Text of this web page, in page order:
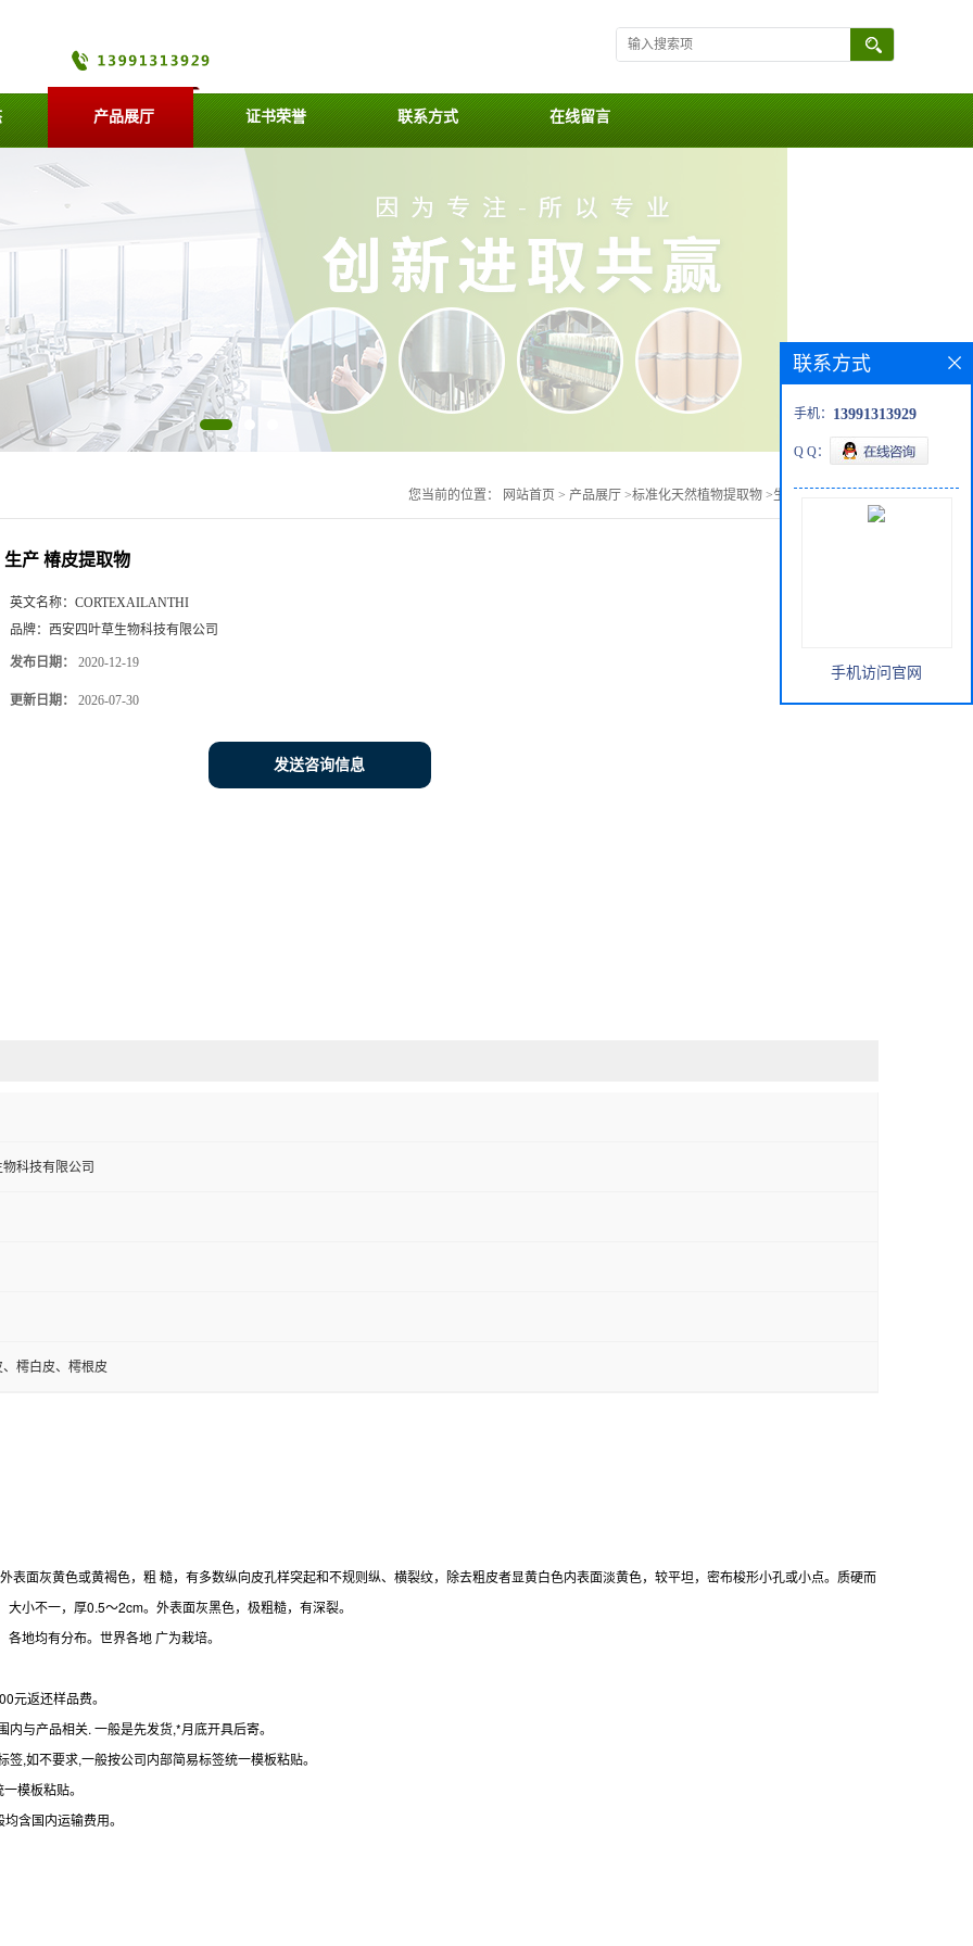
产品展厅 证书荣誉 联系方式 在线留言
您当前的位置： 网站首页 > 产品展厅 >标准化天然植物提取物 >生产 椿皮提取物
生产 椿皮提取物
英文名称： CORTEXAILANTHI
品牌： 西安四叶草生物科技有限公司
发布日期： 2020-12-19
更新日期： 2026-07-30
发送咨询信息
科技有限公司
樗白皮、樗根皮
面灰黄色或黄褐色，粗 糙，有多数纵向皮孔样突起和不规则纵、横裂纹，除去粗皮者显黄白色内表面淡黄色，较平坦，密布梭形小孔或小点。质硬而
小不一，厚0.5～2cm。外表面灰黑色，极粗糙，有深裂。
地均有分布。世界各地 广为栽培。
元返还样品费。
与产品相关. 一般是先发货,*月底开具后寄。
,如不要求,一般按公司内部简易标签统一模板粘贴。
模板粘贴。
含国内运输费用。
联系方式
手机： 13991313929
Q Q：
手机访问官网